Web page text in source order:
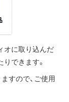
オに取り込んだ
できます。
すので、ご使用